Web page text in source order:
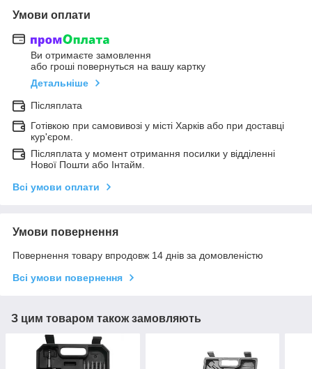
Умови оплати
Ви отримаєте замовлення
або гроші повернуться на вашу картку
Детальніше
Післяплата
Готівкою при самовивозі у місті Харків або при доставці
кур'єром.
Післяплата у момент отримання посилки у відділенні
Нової Пошти або Інтайм.
Всі умови оплати
Умови повернення
Повернення товару впродовж 14 днів за домовленістю
Всі умови повернення
З цим товаром також замовляють